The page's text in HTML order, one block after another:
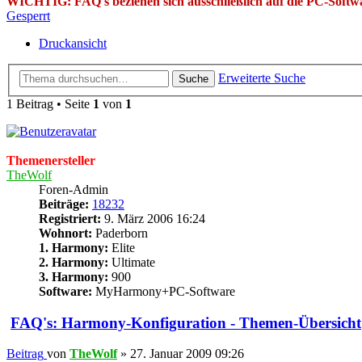
Gesperrt
Druckansicht
Suche
Erweiterte Suche
1 Beitrag • Seite 1 von 1
Themenersteller
TheWolf
Foren-Admin
Beiträge: 18232
Registriert: 9. März 2006 16:24
Wohnort: Paderborn
1. Harmony: Elite
2. Harmony: Ultimate
3. Harmony: 900
Software: MyHarmony+PC-Software
FAQ's: Harmony-Konfiguration - Themen-Übersicht
Beitrag von TheWolf» 27. Januar 2009 09:26